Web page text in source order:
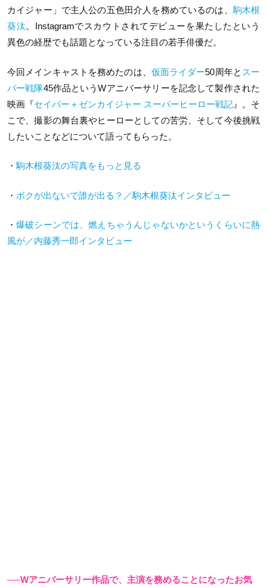
カイジャー」で主人公の五色田介人を務めているのは、 駒木根
葵汰。Instagramでスカウトされてデビューを果たしたという
異色の経歴でも話題となっている注目の若手俳優だ。
今回メインキャストを務めたのは、 仮面ライダー50周年と スー
パー戦隊45作品というWアニバーサリーを記念して製作された
映画『セイバー＋ゼンカイジャー スーパーヒーロー戦記 』。そ
こで、撮影の舞台裏やヒーローとしての苦労、そして今後挑戦
したいことなどについて語ってもらった。
・ 駒木根葵汰の写真をもっと見る
・ ボクが出ないで誰が出る？／駒木根葵汰インタビュー
・爆破シーンでは、燃えちゃうんじゃないかというくらいに熱
風が／内藤秀一郎インタビュー
──Wアニバーサリー作品で、主演を務めることになったお気